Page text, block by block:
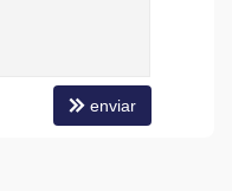
enviar